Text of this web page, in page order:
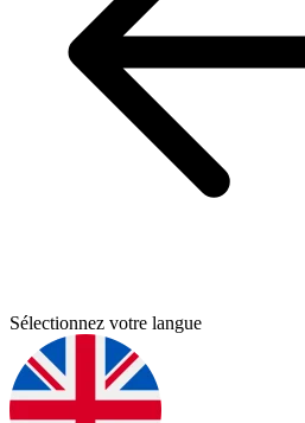
Sélectionnez votre langue